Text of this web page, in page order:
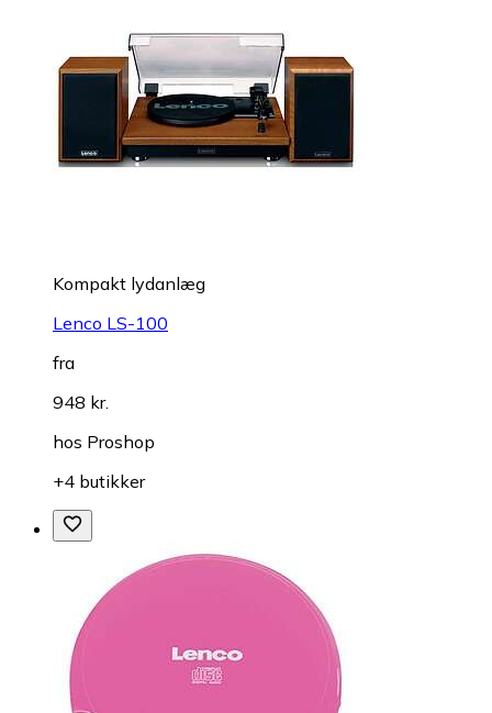
Kompakt lydanlæg
Lenco LS-100
fra
948 kr.
hos Proshop
+4 butikker